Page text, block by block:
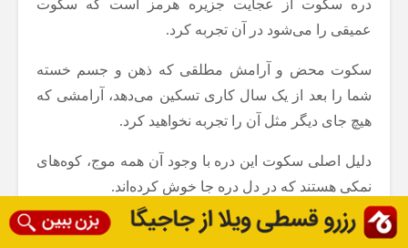
دره سکوت از عجایت جزیره هرمز است که سکوت
عمیقی را می‌شود در آن تجربه کرد.
سکوت محض و آرامش مطلقی که ذهن و جسم خسته
شما را بعد از یک سال کاری تسکین می‌دهد، آرامشی که
هیچ جای دیگر مثل آن را تجربه نخواهید کرد.
دلیل اصلی سکوت این دره با وجود آن همه موج، کوه‌های
نمکی هستند که در دل دره جا خوش کرده‌اند.
این شگفتی نمک است که صداهای مزاحم و آلودگی محیط